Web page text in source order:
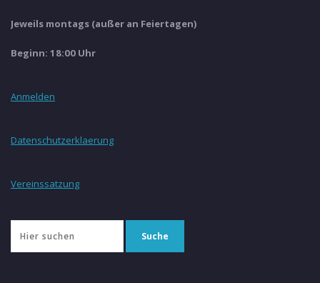
Jeweils montags (außer an Feiertagen)
Beginn: 18:00 Uhr
Anmelden
Datenschutzerklaerung
Vereinssatzung